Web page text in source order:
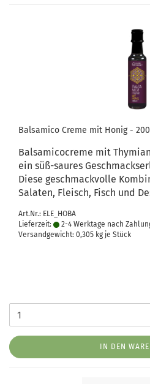
Balsamico Creme mit Honig -
Balsamicocreme mit
ein süß-saures
Diese geschmackvolle
Salaten, Fleisch, Fisch und
Art.Nr.: ELE_HOBA
Lieferzeit:
2-4 Werktage nach
Versandgewicht: 0,305 kg je Stück
IN DEN